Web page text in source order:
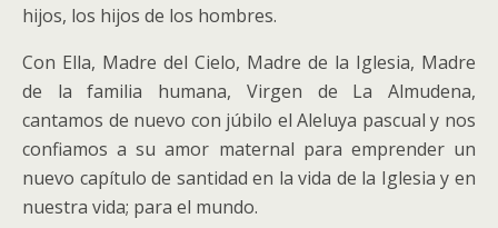
hijos, los hijos de los hombres.
Con Ella, Madre del Cielo, Madre de la Iglesia, Madre
de la familia humana, Virgen de La Almudena,
cantamos de nuevo con júbilo el Aleluya pascual y nos
confiamos a su amor maternal para emprender un
nuevo capítulo de santidad en la vida de la Iglesia y en
nuestra vida; para el mundo.